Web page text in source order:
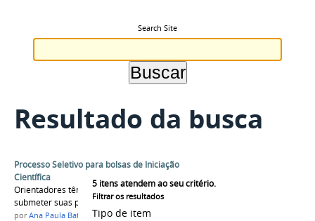
Search Site
Resultado da busca
5 itens atendem ao seu critério.
Filtrar os resultados
Tipo de item
Processo Seletivo para bolsas de Iniciação
Científica
Orientadores têm até o dia 02 de junho para
submeter suas propostas
porAna Paula Batista